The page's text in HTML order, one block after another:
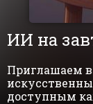
ИИ на
Приглашаем
доступным